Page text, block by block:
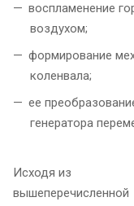
воспламенение
воздухом;
формирование
коленвала;
ее
генератора
Исходя из
вышеперечисленной